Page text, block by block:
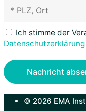
Ich stimme der
Datenschutz­erklärung
© 2026 EMA